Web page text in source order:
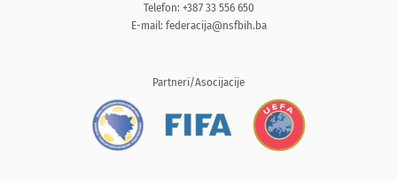
Telefon: +387 33 556 650
E-mail: federacija@nsfbih.ba
Partneri/Asocijacije